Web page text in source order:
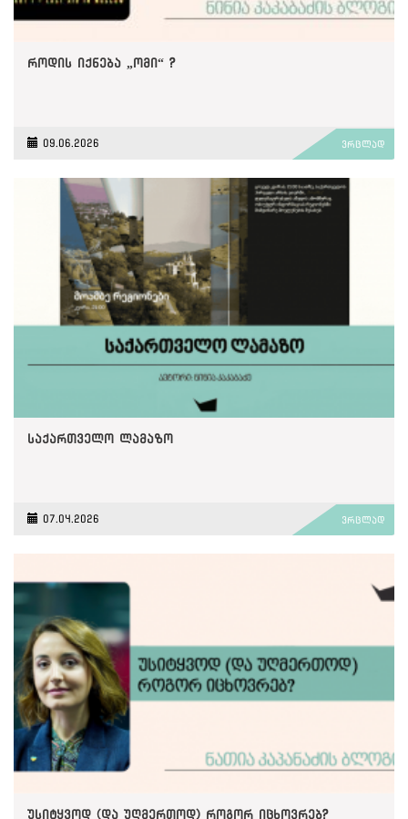
როდის იქნება „ომი“ ?
09.06.2026 ვრცლად
საქართველო ლამაზო
07.04.2026 ვრცლად
უსიტყვოდ (და უღმერთოდ) როგორ იცხოვრებ?